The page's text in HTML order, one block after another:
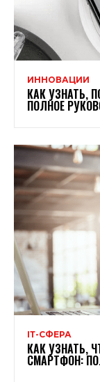
ИННОВАЦИИ
КАК УЗНАТЬ,
ПОЛНОЕ
ІТ-СФЕРА
КАК УЗНАТЬ,
СМАРТФОН: